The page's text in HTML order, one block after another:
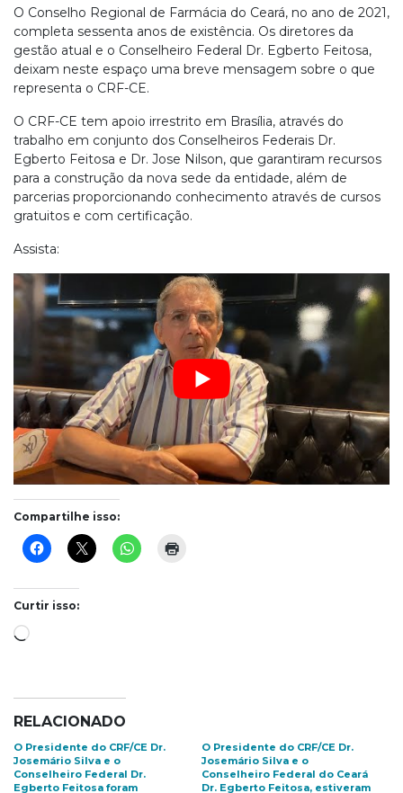
O Conselho Regional de Farmácia do Ceará, no ano de 2021,
completa sessenta anos de existência. Os diretores da
gestão atual e o Conselheiro Federal Dr. Egberto Feitosa,
deixam neste espaço uma breve mensagem sobre o que
representa o CRF-CE.
O CRF-CE tem apoio irrestrito em Brasília, através do
trabalho em conjunto dos Conselheiros Federais Dr.
Egberto Feitosa e Dr. Jose Nilson, que garantiram recursos
para a construção da nova sede da entidade, além de
parcerias proporcionando conhecimento através de cursos
gratuitos e com certificação.
Assista:
Compartilhe isso:
Curtir isso:
Carregando...
RELACIONADO
O Presidente do CRF/CE Dr.
Josemário Silva e o
Conselheiro Federal Dr.
Egberto Feitosa foram
O Presidente do CRF/CE Dr.
Josemário Silva e o
Conselheiro Federal do Ceará
Dr. Egberto Feitosa, estiveram